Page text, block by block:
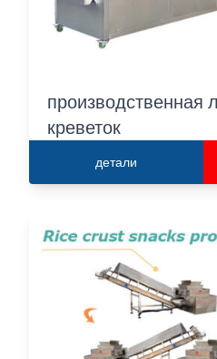
производственная
креветок
детали